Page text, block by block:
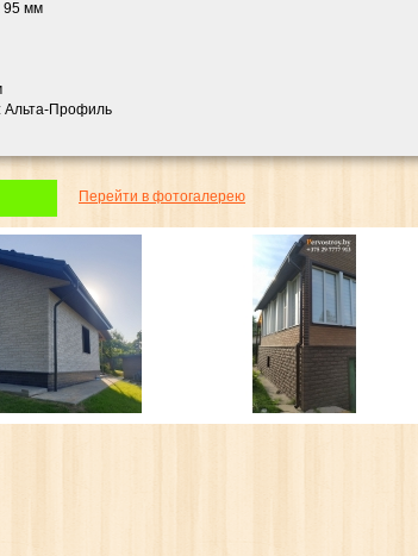
95 мм
Альта-Профиль
Перейти в фотогалерею